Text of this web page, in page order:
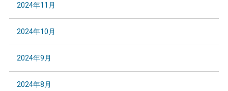
2024年11月
2024年10月
2024年9月
2024年8月